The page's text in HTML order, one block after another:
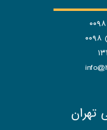
تهران